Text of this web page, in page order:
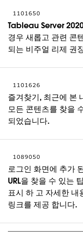
1101650
Tableau Server
경우 새롭고 관련 콘
되는 비주얼 리제 권
1101626
즐겨찾기, 최근에 본
모든 콘텐츠를 찾을
되었습니다.
1089050
로그인 화면에 추가
URL을 찾을 수 있는
표시 하 고 자세한 내
링크를 제공 합니다.